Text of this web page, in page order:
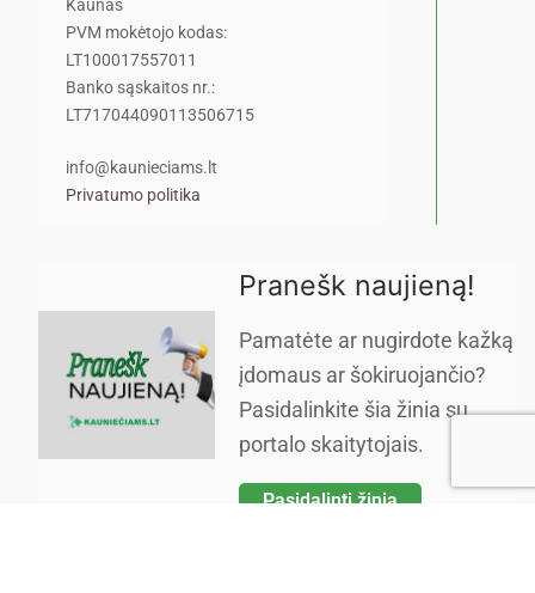
Kaunas
PVM mokėtojo kodas:
LT100017557011
Banko sąskaitos nr.:
LT717044090113506715
info@kaunieciams.lt
Privatumo politika
Pranešk naujieną!
Pamatėte ar nugirdote kažką
įdomaus ar šokiruojančio?
Pasidalinkite šia žinia su
portalo skaitytojais.
Pasidalinti žinia